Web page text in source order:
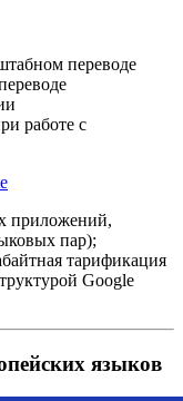
переводе
работе с
приложений,
пар);
тарификация
Google
языков